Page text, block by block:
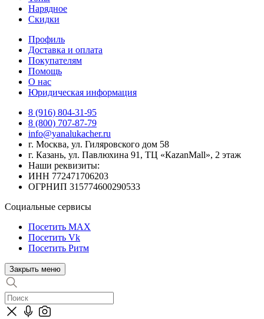
Нарядное
Скидки
Профиль
Доставка и оплата
Покупателям
Помощь
О нас
Юридическая информация
8 (916) 804-31-95
8 (800) 707-87-79
info@yanalukacher.ru
г. Москва, ул. Гиляровского дом 58
г. Казань, ул. Павлюхина 91, ТЦ «КazanMall», 2 этаж
Наши реквизиты:
ИНН 772471706203
ОГРНИП 315774600290533
Социальные сервисы
Посетить MAX
Посетить Vk
Посетить Ритм
Закрыть меню